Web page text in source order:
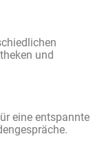
und
eine entspannte